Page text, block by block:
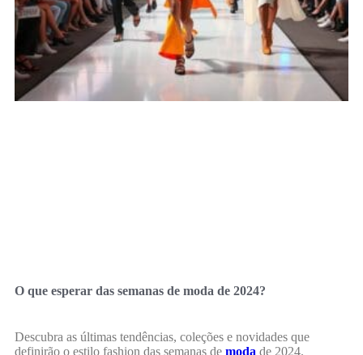
O que esperar das semanas de moda de 2024?
Descubra as últimas tendências, coleções e novidades que
definirão o estilo fashion das semanas de moda de 2024.